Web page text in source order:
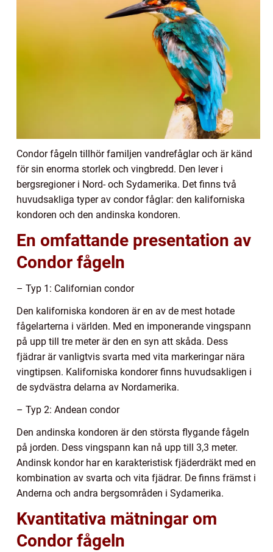
Condor fågeln tillhör familjen vandrefåglar och är känd
för sin enorma storlek och vingbredd. Den lever i
bergsregioner i Nord- och Sydamerika. Det finns två
huvudsakliga typer av condor fåglar: den kaliforniska
kondoren och den andinska kondoren.
En omfattande presentation av
Condor fågeln
– Typ 1: Californian condor
Den kaliforniska kondoren är en av de mest hotade
fågelarterna i världen. Med en imponerande vingspann
på upp till tre meter är den en syn att skåda. Dess
fjädrar är vanligtvis svarta med vita markeringar nära
vingtipsen. Kaliforniska kondorer finns huvudsakligen i
de sydvästra delarna av Nordamerika.
– Typ 2: Andean condor
Den andinska kondoren är den största flygande fågeln
på jorden. Dess vingspann kan nå upp till 3,3 meter.
Andinsk kondor har en karakteristisk fjäderdräkt med en
kombination av svarta och vita fjädrar. De finns främst i
Anderna och andra bergsområden i Sydamerika.
Kvantitativa mätningar om
Condor fågeln